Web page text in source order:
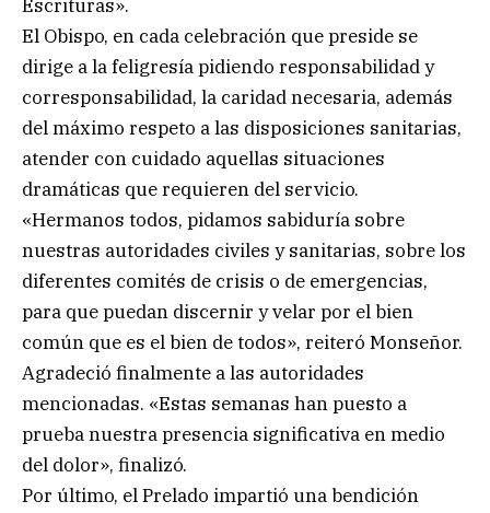
Escrituras».
El Obispo, en cada celebración que preside se
dirige a la feligresía pidiendo responsabilidad y
corresponsabilidad, la caridad necesaria, además
del máximo respeto a las disposiciones sanitarias,
atender con cuidado aquellas situaciones
dramáticas que requieren del servicio.
«Hermanos todos, pidamos sabiduría sobre
nuestras autoridades civiles y sanitarias, sobre los
diferentes comités de crisis o de emergencias,
para que puedan discernir y velar por el bien
común que es el bien de todos», reiteró Monseñor.
Agradeció finalmente a las autoridades
mencionadas. «Estas semanas han puesto a
prueba nuestra presencia significativa en medio
del dolor», finalizó.
Por último, el Prelado impartió una bendición